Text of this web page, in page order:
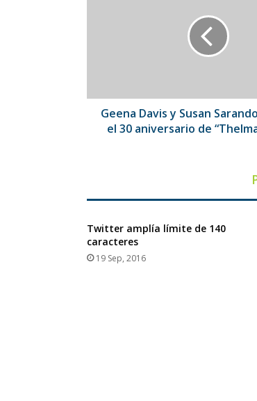
aniversario
“Thelma
Geena Davis y Susan
el 30 aniversario de
Twitter amplía límite de 140
caracteres
19 Sep, 2016